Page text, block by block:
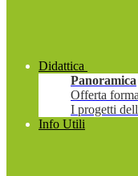
Didattica
Panoramica
Offerta
I progetti
Info Utili